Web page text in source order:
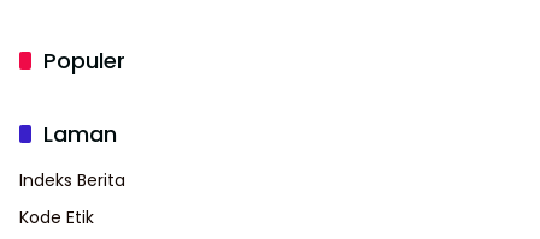
Populer
Laman
Indeks Berita
Kode Etik